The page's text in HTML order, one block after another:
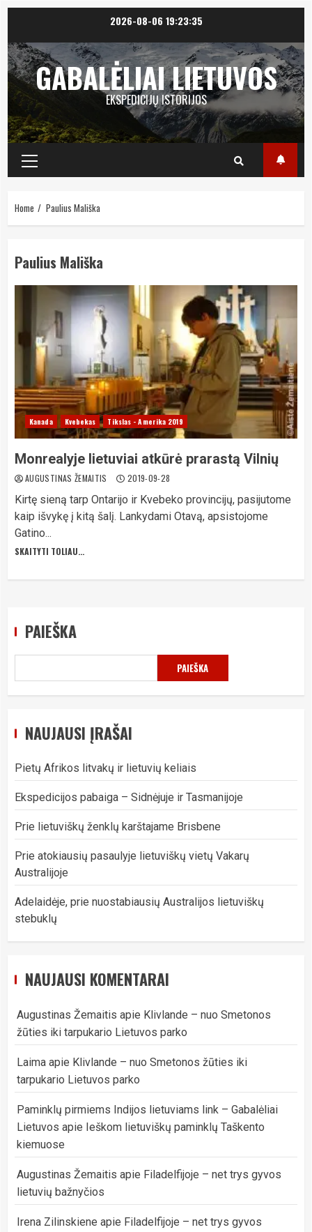
content
2026-08-06 19:23:35
GABALĖLIAI LIETUVOS
EKSPEDICIJŲ ISTORIJOS
Primary
Menu
Home Paulius Mališka
Paulius Mališka
Kanada Kvebekas Tikslas - Amerika 2019
Monrealyje lietuviai atkūrė prarastą Vilnių
AUGUSTINAS ŽEMAITIS 2019-09-28
Kirtę sieną tarp Ontarijo ir Kvebeko provincijų, pasijutome
kaip išvykę į kitą šalį. Lankydami Otavą, apsistojome
Gatino...
SKAITYTI TOLIAU...
PAIEŠKA
PAIEŠKA
NAUJAUSI ĮRAŠAI
Pietų Afrikos litvakų ir lietuvių keliais
Ekspedicijos pabaiga – Sidnėjuje ir Tasmanijoje
Prie lietuviškų ženklų karštajame Brisbene
Prie atokiausių pasaulyje lietuviškų vietų Vakarų
Australijoje
Adelaidėje, prie nuostabiausių Australijos lietuviškų
stebuklų
NAUJAUSI KOMENTARAI
Augustinas Žemaitis apie Klivlande – nuo Smetonos
žūties iki tarpukario Lietuvos parko
Laima apie Klivlande – nuo Smetonos žūties iki
tarpukario Lietuvos parko
Paminklų pirmiems Indijos lietuviams link – Gabalėliai
Lietuvos apie Ieškom lietuviškų paminklų Taškento
kiemuose
Augustinas Žemaitis apie Filadelfijoje – net trys gyvos
lietuvių bažnyčios
Irena Zilinskiene apie Filadelfijoje – net trys gyvos